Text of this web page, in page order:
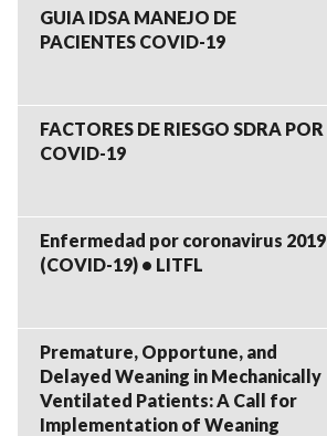
GUIA IDSA MANEJO DE
PACIENTES COVID-19
FACTORES DE RIESGO SDRA POR
COVID-19
Enfermedad por coronavirus 2019
(COVID-19) • LITFL
Premature, Opportune, and
Delayed Weaning in Mechanically
Ventilated Patients: A Call for
Implementation of Weaning